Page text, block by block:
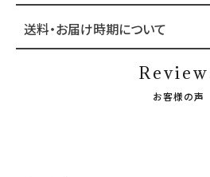
送料・お届け時期について
お客様の声